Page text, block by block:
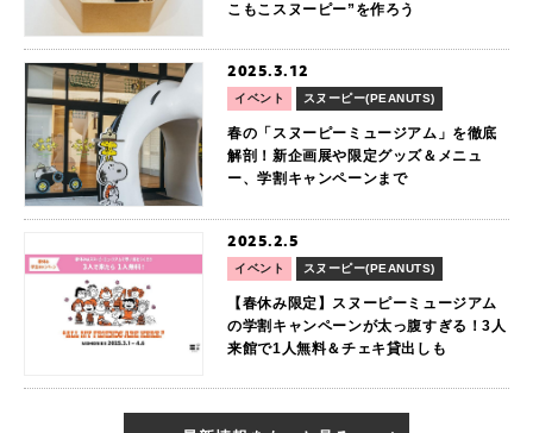
こもこスヌーピー”を作ろう
2025.3.12
イベント スヌーピー(PEANUTS)
春の「スヌーピーミュージアム」を徹底
解剖！新企画展や限定グッズ＆メニュ
ー、学割キャンペーンまで
2025.2.5
イベント スヌーピー(PEANUTS)
【春休み限定】スヌーピーミュージアム
の学割キャンペーンが太っ腹すぎる！3人
来館で1人無料＆チェキ貸出しも